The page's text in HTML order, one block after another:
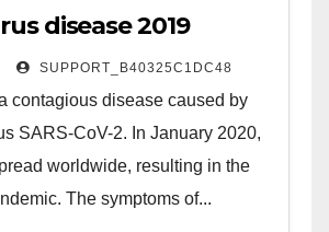
disease 2019
SUPPORT_B40325C1DC48
contagious disease caused by
SARS-CoV-2. In January 2020,
worldwide, resulting in the
The symptoms of...